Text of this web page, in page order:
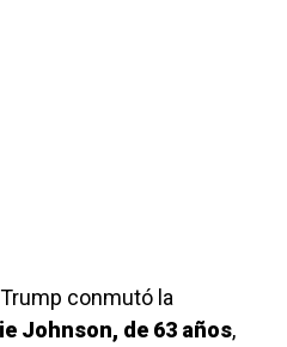
conmutó la
Johnson, de 63 años,